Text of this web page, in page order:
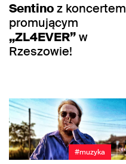
Sentinoz koncertem
promującym
„ZL4EVER”w
Rzeszowie!
#muzyka